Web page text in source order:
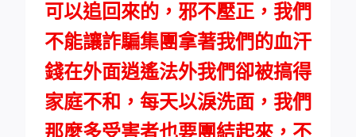
可以追回來的，邪不壓正，我們
不能讓詐騙集團拿著我們的血汗
錢在外面逍遙法外我們卻被搞得
家庭不和，每天以淚洗面，我們
那麼多受害者也要團結起來，不